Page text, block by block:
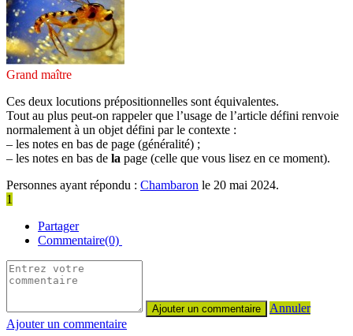
Grand maître
Ces deux locutions prépositionnelles sont équivalentes.
Tout au plus peut-on rappeler que l’usage de l’article défini renvoie
normalement à un objet défini par le contexte :
– les notes en bas de page (généralité) ;
– les notes en bas de la page (celle que vous lisez en ce moment).
Personnes ayant répondu : Chambaron le 20 mai 2024.
1
Partager
Commentaire(0)
Annuler
Ajouter un commentaire